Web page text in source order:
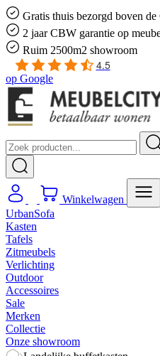
Gratis thuis bezorgd boven de
2 jaar CBW garantie op
Ruim 2500m2 showroom
4.5
op Google
Winkelwagen
UrbanSofa
Kasten
Tafels
Zitmeubels
Verlichting
Outdoor
Accessoires
Sale
Merken
Collectie
Onze showroom